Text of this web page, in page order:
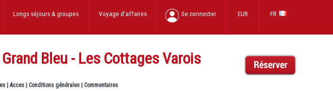
FR
EUR
Se connecter
Voyage d'affaires
Longs séjours& groupes
Bleu - Les Cottages Varois
|Acces Conditions générales Commentaires